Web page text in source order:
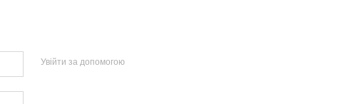
Увійти за допомогою